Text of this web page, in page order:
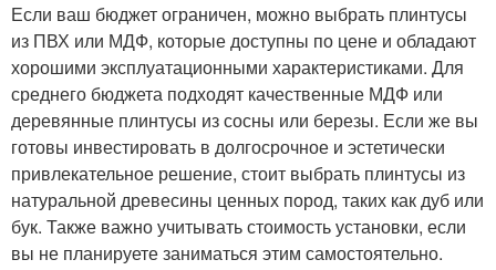
Если ваш бюджет ограничен, можно выбрать плинтусы
из ПВХ или МДФ, которые доступны по цене и обладают
хорошими эксплуатационными характеристиками. Для
среднего бюджета подходят качественные МДФ или
деревянные плинтусы из сосны или березы. Если же вы
готовы инвестировать в долгосрочное и эстетически
привлекательное решение, стоит выбрать плинтусы из
натуральной древесины ценных пород, таких как дуб или
бук. Также важно учитывать стоимость установки, если
вы не планируете заниматься этим самостоятельно.